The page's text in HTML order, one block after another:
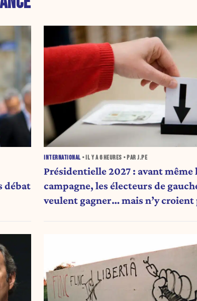
débat
INTERNATIONAL • IL Y A6 HEURES • PAR J.PE
Présidentielle 2027 : avant même
campagne, les électeurs de
veulent gagner… mais n’y croient